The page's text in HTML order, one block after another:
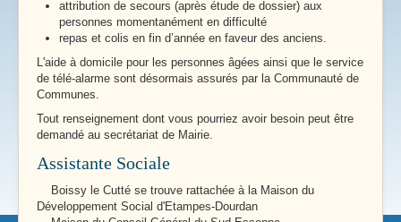
attribution de secours (après étude de dossier) aux
personnes momentanément en difficulté
repas et colis en fin d’année en faveur des anciens.
L'aide à domicile pour les personnes âgées ainsi que le service
de télé-alarme sont désormais assurés par la Communauté de
Communes.
Tout renseignement dont vous pourriez avoir besoin peut être
demandé au secrétariat de Mairie.
Assistante Sociale
Boissy le Cutté se trouve rattachée à la Maison du
Développement Social d'Etampes-Dourdan